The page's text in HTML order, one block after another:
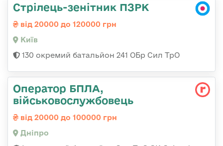
Стрілець-зенітник ПЗРК
від 20000 до 120000 грн
Київ
130 окремий батальйон 241 ОБр Сил ТрО
Оператор БПЛА,
військовослужбовець
від 20000 до 100000 грн
Дніпро